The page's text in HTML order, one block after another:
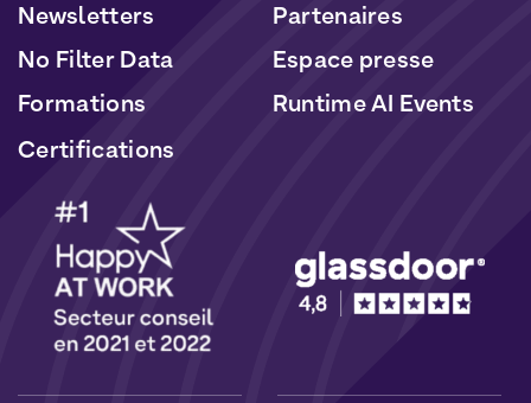
Newsletters
No Filter Data
Formations
Partenaires
Espace presse
Runtime AI Events
Certifications